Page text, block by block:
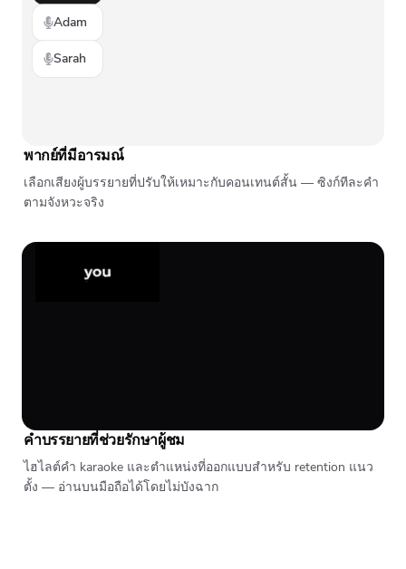
Adam
Sarah
พากย์ที่มีอารมณ์
เลือกเสียงผู้บรรยายที่ปรับให้เหมาะกับคอนเทนต์สั้น — ซิงก์ทีละคำ
ตามจังหวะจริง
คำบรรยายที่ช่วยรักษาผู้ชม
ไฮไลต์คำ karaoke และตำแหน่งที่ออกแบบสำหรับ retention แนว
ตั้ง — อ่านบนมือถือได้โดยไม่บังฉาก